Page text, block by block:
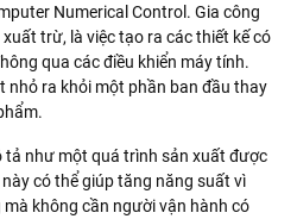
Numerical Control. Gia công
trừ, là việc tạo ra các thiết kế có
qua các điều khiển máy tính.
nhỏ ra khỏi một phần ban đầu thay
tả như một quá trình sản xuất được
có thể giúp tăng năng suất vì
không cần người vận hành có